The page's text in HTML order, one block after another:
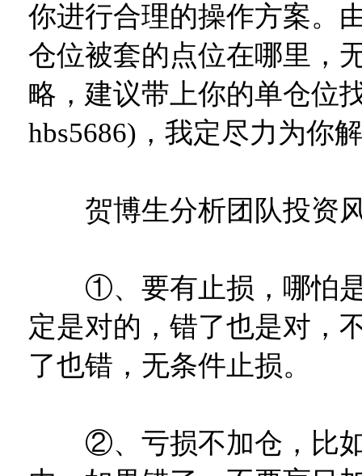
你进行合理的操作方案。
仓位被套的点位在哪里，
略，建议带上你的单仓位
hbs5686)，我定尽力为你
贺博生分析团队投资
①、要有止损，哪怕是
定是对的，错了也是对，
了也错，无条件止损。
②、亏损不加仓，比如